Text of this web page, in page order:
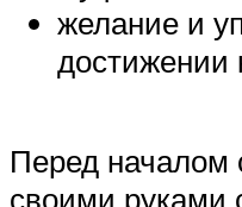
желание и
достижении
Перед началом
своими руками